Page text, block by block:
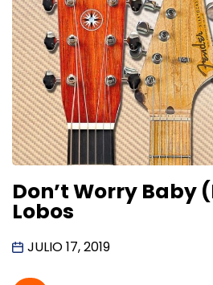
Don’t Worry Baby
Lobos
JULIO 17, 2019